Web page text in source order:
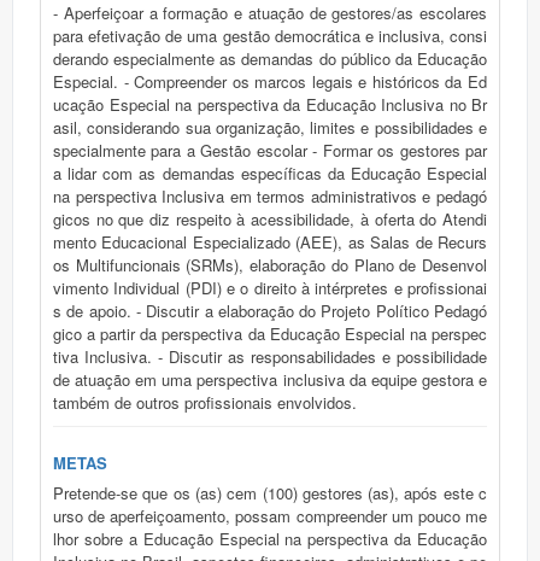
- Aperfeiçoar a formação e atuação de gestores/as escolares
para efetivação de uma gestão democrática e inclusiva, consi
derando especialmente as demandas do público da Educação
Especial. - Compreender os marcos legais e históricos da Ed
ucação Especial na perspectiva da Educação Inclusiva no Br
asil, considerando sua organização, limites e possibilidades e
specialmente para a Gestão escolar - Formar os gestores par
a lidar com as demandas específicas da Educação Especial
na perspectiva Inclusiva em termos administrativos e pedagó
gicos no que diz respeito à acessibilidade, à oferta do Atendi
mento Educacional Especializado (AEE), as Salas de Recurs
os Multifuncionais (SRMs), elaboração do Plano de Desenvol
vimento Individual (PDI) e o direito à intérpretes e profissionai
s de apoio. - Discutir a elaboração do Projeto Político Pedagó
gico a partir da perspectiva da Educação Especial na perspec
tiva Inclusiva. - Discutir as responsabilidades e possibilidade
de atuação em uma perspectiva inclusiva da equipe gestora e
também de outros profissionais envolvidos.
METAS
Pretende-se que os (as) cem (100) gestores (as), após este c
urso de aperfeiçoamento, possam compreender um pouco me
lhor sobre a Educação Especial na perspectiva da Educação